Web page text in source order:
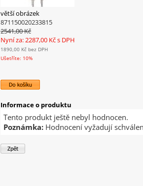
větší obrázek
871150020233815
2541,00 Kč
Nyní za: 2287,00 Kčs DPH
1890,00 Kč bez DPH
Ušetříte: 10%
Informace o produktu
Tento produkt ještě nebyl hodnocen.
Poznámka: Hodnocení vyžadují